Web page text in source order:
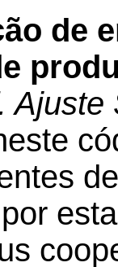
de
Ajuste